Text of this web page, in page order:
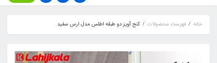
خانه فهرست محصولات کنج آویز دو طبقه اطلس مدل ارس سفید